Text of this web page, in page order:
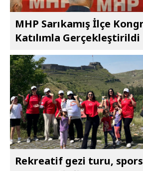
MHP Sarıkamış İlçe
Katılımla Gerçekleştirildi
Rekreatif gezi turu,